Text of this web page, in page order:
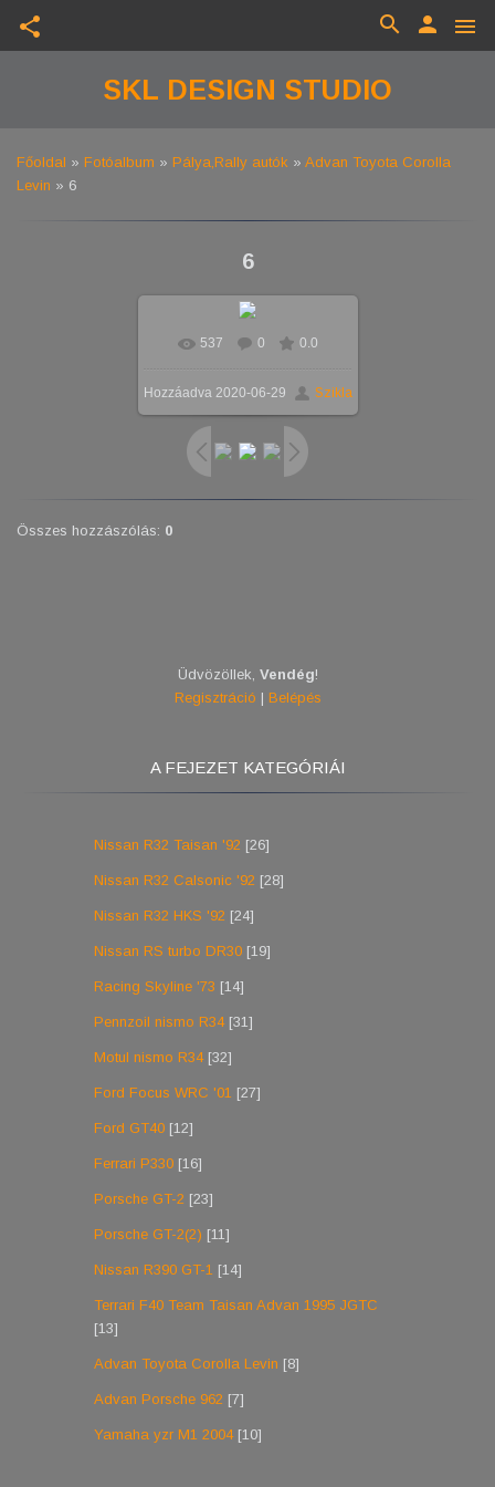
share menu
person
search
SKL DESIGN STUDIO
Főoldal » Fotóalbum » Pálya,Rally autók » Advan Toyota Corolla
Levin » 6
6
Valós méretben 1290x968
408.7Kb
537 0 0.0
Hozzáadva2020-06-29 Szikla
Összes hozzászólás: 0
Üdvözöllek Vendég!
Regisztráció | Belépés
A FEJEZET KATEGÓRIÁI
Nissan R32 Taisan '92 [26]
Nissan R32 Calsonic '92 [28]
Nissan R32 HKS '92 [24]
Nissan RS turbo DR30 [19]
Racing Skyline '73 [14]
Pennzoil nismo R34 [31]
Motul nismo R34 [32]
Ford Focus WRC '01 [27]
Ford GT40 [12]
Ferrari P330 [16]
Porsche GT-2 [23]
Porsche GT-2(2) [11]
Nissan R390 GT-1 [14]
Terrari F40 Team Taisan Advan 1995 JGTC
[13]
Advan Toyota Corolla Levin [8]
Advan Porsche 962 [7]
Yamaha yzr M1 2004 [10]